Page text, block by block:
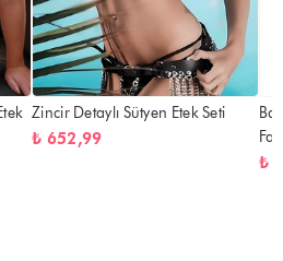
Zincir Detaylı Sütyen Etek Seti
₺ 652,99
₺